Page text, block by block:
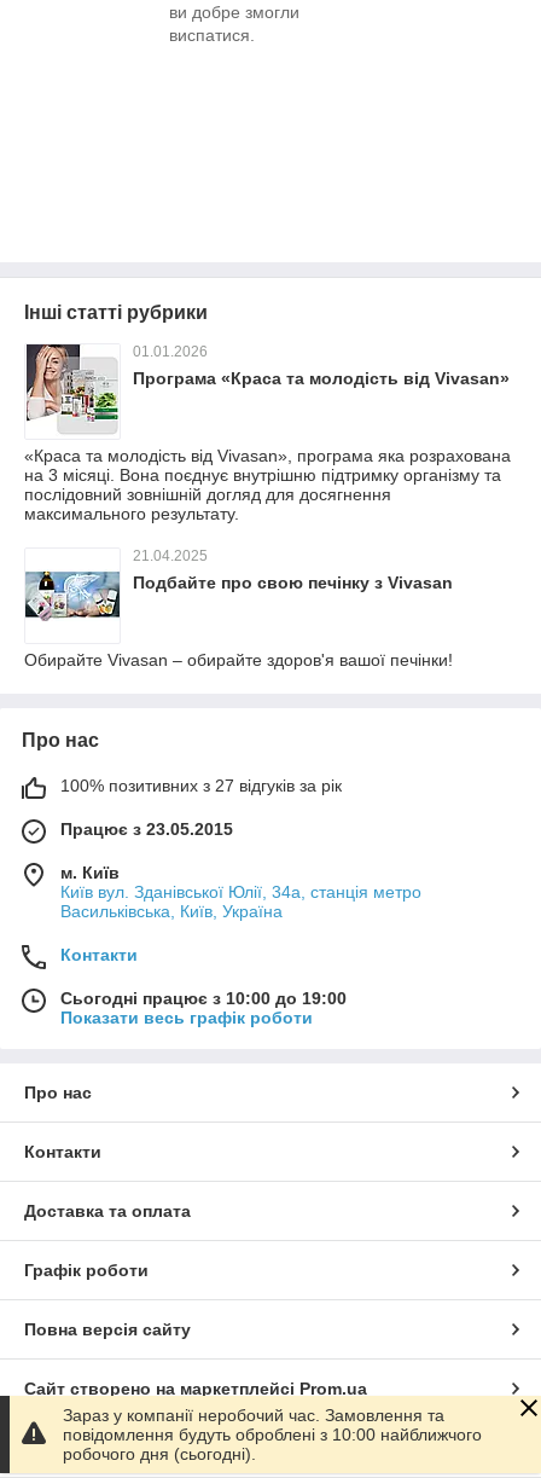
ви добре змогли
виспатися.
Інші статті рубрики
01.01.2026
Програма «Краса та молодість від Vivasan»
«Краса та молодість від Vivasan», програма яка розрахована
на 3 місяці. Вона поєднує внутрішню підтримку організму та
послідовний зовнішній догляд для досягнення
максимального результату.
21.04.2025
Подбайте про свою печінку з Vivasan
Обирайте Vivasan – обирайте здоров'я вашої печінки!
Про нас
100% позитивних з 27 відгуків за рік
Працює з 23.05.2015
м. Київ
Київ вул. Зданівської Юлії, 34а, станція метро
Васильківська, Київ, Україна
Контакти
Сьогодні працює з 10:00 до 19:00
Показати весь графік роботи
Про нас
Контакти
Доставка та оплата
Графік роботи
Повна версія сайту
Сайт створено на маркетплейсі Prom.ua
Політика конфіденційності
Зараз у компанії неробочий час. Замовлення та
повідомлення будуть оброблені з 10:00 найближчого
робочого дня (сьогодні).